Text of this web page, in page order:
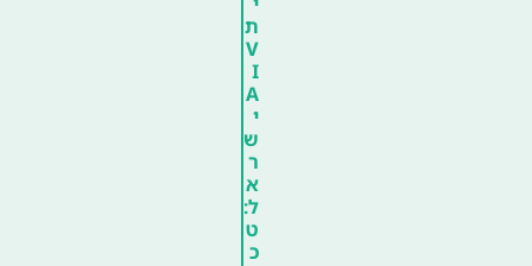
ת
V
I
A
י
ש
ר
א
ל:
ט
כ